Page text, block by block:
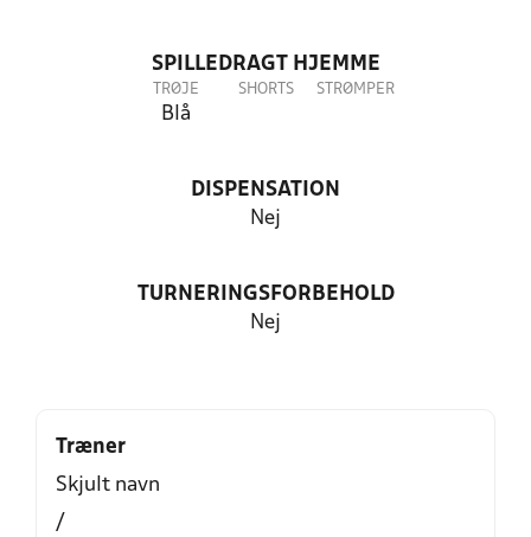
SPILLEDRAGT HJEMME
TRØJE
Blå
SHORTS STRØMPER
DISPENSATION
Nej
TURNERINGSFORBEHOLD
Nej
Træner
Skjult navn
/